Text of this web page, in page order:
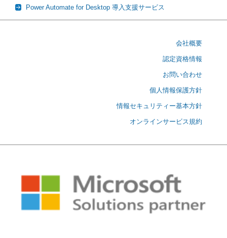
Power Automate for Desktop 導入支援サービス
会社概要
認定資格情報
お問い合わせ
個人情報保護方針
情報セキュリティー基本方針
オンラインサービス規約